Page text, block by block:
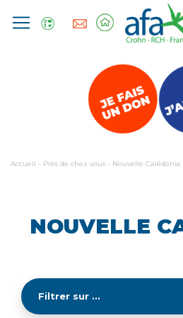
Accueil - Près de chez vous - Nouvelle Calédonie
NOUVELLE